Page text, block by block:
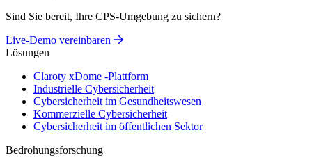
Sind Sie bereit, Ihre CPS-Umgebung zu sichern?
Live-Demo vereinbaren
Lösungen
Claroty xDome -Plattform
Industrielle Cybersicherheit
Cybersicherheit im Gesundheitswesen
Kommerzielle Cybersicherheit
Cybersicherheit im öffentlichen Sektor
Bedrohungsforschung